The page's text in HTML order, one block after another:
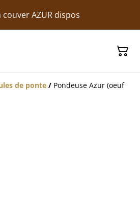
couver AZUR dispos
de ponte / Pondeuse Azur (oeuf